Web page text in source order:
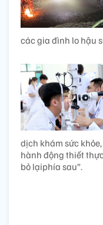
các gia đình lo hậu
dịch khám sức
hành động thiết
bỏ lạiphía sau”.